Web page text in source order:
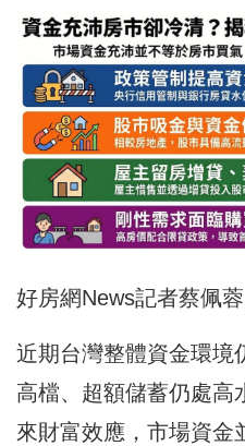
好房網News記者蔡佩
近期台灣整體資金環境
高檔、超額儲蓄仍處高
來財富效應，市場資金